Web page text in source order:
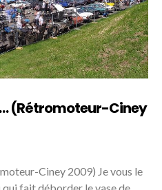
(Rétromoteur-Ciney
Ciney 2009) Je vous le